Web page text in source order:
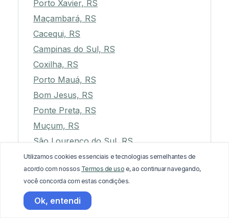
Porto Xavier, RS
Maçambará, RS
Cacequi, RS
Campinas do Sul, RS
Coxilha, RS
Porto Mauá, RS
Bom Jesus, RS
Ponte Preta, RS
Muçum, RS
São Lourenço do Sul, RS
Getúlio Vargas, RS
São Miguel das Missões, RS
Picada Café, RS
Utilizamos cookies essenciais e tecnologias semelhantes de
acordo com nossos Termos de uso e, ao continuar navegando,
você concorda com estas condições.
Ok, entendi